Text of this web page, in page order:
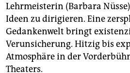
abo
genossenschaft
epaper login
Lehrmeisterin (Barbara
Ideen zu dirigieren. Eine
Gedankenwelt bringt
Verunsicherung. Hitzig bis
Atmosphäre in der
Theaters.